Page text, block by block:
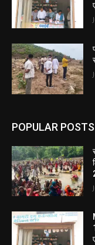
POPULAR POSTS